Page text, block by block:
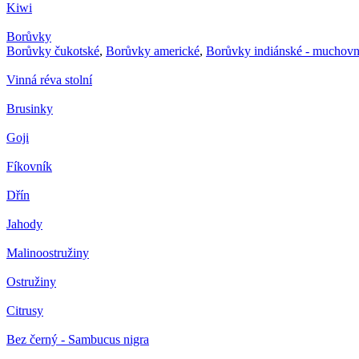
Kiwi
Borůvky
Borůvky čukotské, Borůvky americké, Borůvky indiánské -
Vinná réva stolní
Brusinky
Goji
Fíkovník
Dřín
Jahody
Malinoostružiny
Ostružiny
Citrusy
Bez černý - Sambucus nigra